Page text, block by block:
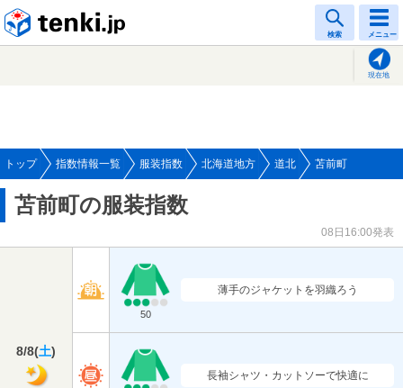
検索 メニュー
現在地
トップ 指数情報一覧 服装指数 北海道地方 道北 苫前町
苫前町の服装指数
08日16:00発表
8/8(土)
50
薄手のジャケットを羽織ろう
長袖シャツ・カットソーで快適に